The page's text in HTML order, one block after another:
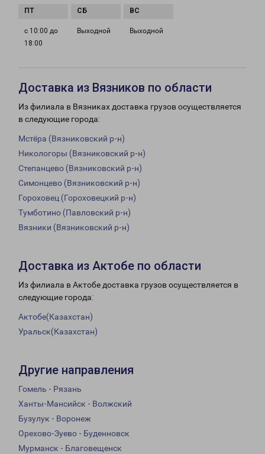
с 10:00 до
18:00
Выходной Выходной
Доставка из Вязников по области
Из филиала в Вязниках доставка грузов осуществляется
в следующие города:
Мстёра (Вязниковский р-н)
Никологоры (Вязниковский р-н)
Степанцево (Вязниковский р-н)
Симонцево (Вязниковский р-н)
Гороховец (Гороховецкий р-н)
Тумботино (Павловский р-н)
Вязники (Вязниковский р-н)
Доставка из Актобе по области
Из филиала в Актобе доставка грузов осуществляется в
следующие города:
Актобе(Казахстан)
Уральск(Казахстан)
Другие направления
Гомель - Рязань
Ханты-Мансийск - Волжский
Бузулук - Воронеж
Орехово-Зуево - Буденновск
Мурманск - Благовещенск